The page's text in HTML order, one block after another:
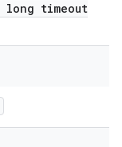
long timeout